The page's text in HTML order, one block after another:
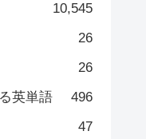
10,545
26
26
英単語
496
47